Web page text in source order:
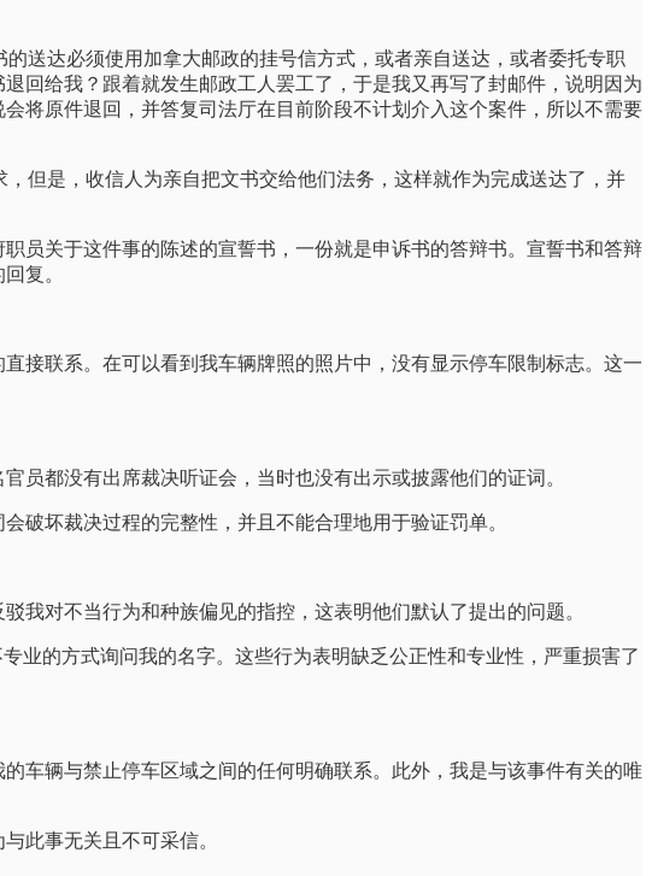
送达必须使用加拿大邮政的挂号信方式，或者亲自送达，或者委托专职
回给我？跟着就发生邮政工人罢工了，于是我又再写了封邮件，说明因为
将原件退回，并答复司法厅在目前阶段不计划介入这个案件，所以不需要
但是，收信人为亲自把文书交给他们法务，这样就作为完成送达了，并
员关于这件事的陈述的宣誓书，一份就是申诉书的答辩书。宣誓书和答辩
复。
接联系。在可以看到我车辆牌照的照片中，没有显示停车限制标志。这一
员都没有出席裁决听证会，当时也没有出示或披露他们的证词。
破坏裁决过程的完整性，并且不能合理地用于验证罚单。
我对不当行为和种族偏见的指控，这表明他们默认了提出的问题。
业的方式询问我的名字。这些行为表明缺乏公正性和专业性，严重损害了
车辆与禁止停车区域之间的任何明确联系。此外，我是与该事件有关的唯
此事无关且不可采信。